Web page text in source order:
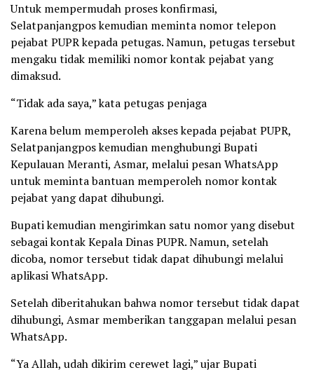
Untuk mempermudah proses konfirmasi,
Selatpanjangpos kemudian meminta nomor telepon
pejabat PUPR kepada petugas. Namun, petugas tersebut
mengaku tidak memiliki nomor kontak pejabat yang
dimaksud.
“Tidak ada saya,” kata petugas penjaga
Karena belum memperoleh akses kepada pejabat PUPR,
Selatpanjangpos kemudian menghubungi Bupati
Kepulauan Meranti, Asmar, melalui pesan WhatsApp
untuk meminta bantuan memperoleh nomor kontak
pejabat yang dapat dihubungi.
Bupati kemudian mengirimkan satu nomor yang disebut
sebagai kontak Kepala Dinas PUPR. Namun, setelah
dicoba, nomor tersebut tidak dapat dihubungi melalui
aplikasi WhatsApp.
Setelah diberitahukan bahwa nomor tersebut tidak dapat
dihubungi, Asmar memberikan tanggapan melalui pesan
WhatsApp.
“Ya Allah, udah dikirim cerewet lagi,” ujar Bupati